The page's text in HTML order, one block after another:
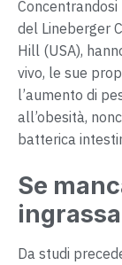
del Lineberger
Hill (USA),
vivo, le sue
l’aumento di
all’obesità,
batterica
Se
Da studi